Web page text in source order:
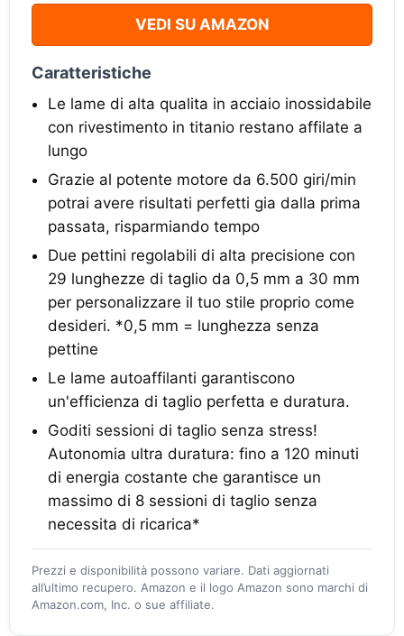
VEDI SU AMAZON
Caratteristiche
Le lame di alta qualita in acciaio inossidabile
con rivestimento in titanio restano affilate a
lungo
Grazie al potente motore da 6.500 giri/min
potrai avere risultati perfetti gia dalla prima
passata, risparmiando tempo
Due pettini regolabili di alta precisione con
29 lunghezze di taglio da 0,5 mm a 30 mm
per personalizzare il tuo stile proprio come
desideri. *0,5 mm = lunghezza senza
pettine
Le lame autoaffilanti garantiscono
un'efficienza di taglio perfetta e duratura.
Goditi sessioni di taglio senza stress!
Autonomia ultra duratura: fino a 120 minuti
di energia costante che garantisce un
massimo di 8 sessioni di taglio senza
necessita di ricarica*
Prezzi e disponibilità possono variare. Dati aggiornati
all’ultimo recupero. Amazon e il logo Amazon sono marchi di
Amazon.com, Inc. o sue affiliate.